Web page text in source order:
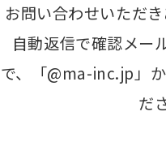
お問い合わせいただ
自動返信で確認メー
で、「@ma-inc.jp」
だ